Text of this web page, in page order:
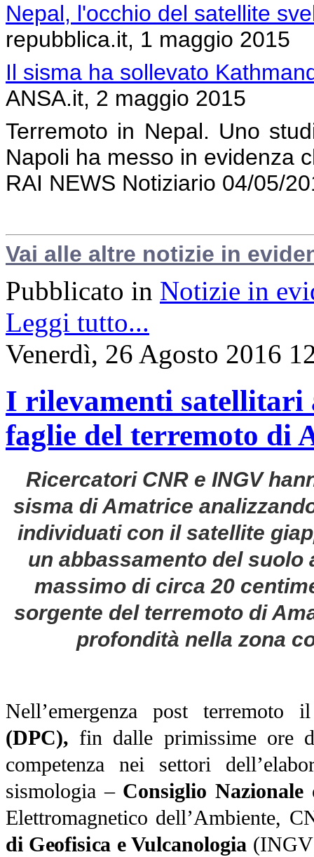
Nepal, l'occhio del satellite
repubblica.it, 1 maggio 2015
Il sisma ha sollevato
ANSA.it, 2 maggio 2015
Terremoto in Nepal. Uno
Napoli ha messo in evidenza
RAI NEWS Notiziario 04/05/
Vai alle altre notizie in
Pubblicato in Notizie in
Leggi tutto...
Venerdì, 26 Agosto 2016
I rilevamenti satellitari
faglie del terremoto di
Ricercatori CNR e INGV
sisma di Amatrice
individuati con il satellite
un abbassamento del
massimo di circa 20
sorgente del terremoto di
profondità nella zona
Nell’emergenza post
(DPC), fin dalle primissime ore
competenza nei settori
sismologia – Consiglio Nazionale
Elettromagnetico dell’Ambiente,
di Geofisica e Vulcanologia